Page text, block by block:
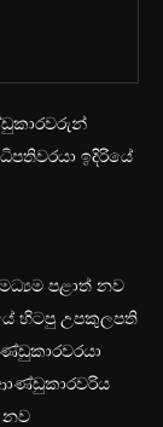
ඉදිරියේ
පළාත් නව
හිටපු උපකුලපති
නව